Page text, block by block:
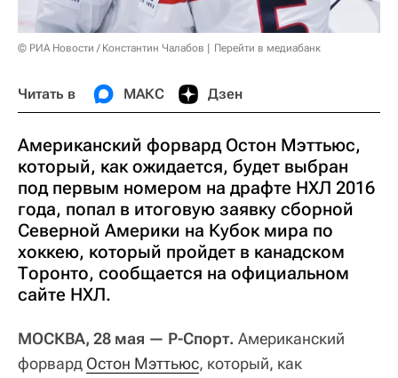
© РИА Новости / Константин Чалабов Перейти в медиабанк
Читать в МАКС Дзен
Американский форвард Остон Мэттьюс,
который, как ожидается, будет выбран
под первым номером на драфте НХЛ 2016
года, попал в итоговую заявку сборной
Северной Америки на Кубок мира по
хоккею, который пройдет в канадском
Торонто, сообщается на официальном
сайте НХЛ.
МОСКВА, 28 мая — Р-Спорт. Американский
форвард Остон Мэттьюс, который, как